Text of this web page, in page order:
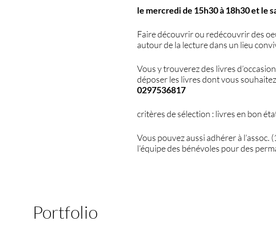
le mercredi de 15h30 à 18h30 et le
Faire découvrir ou redécouvrir des
autour de la lecture dans un lieu
Vous y trouverez des livres
déposer les livres dont vous
0297536817
critères de sélection : livres en bon
Vous pouvez aussi adhérer à
l’équipe des bénévoles pour des
Portfolio